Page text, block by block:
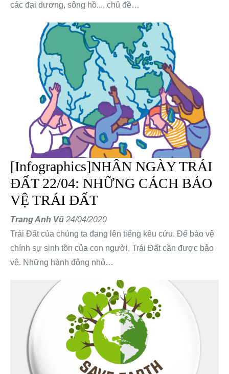
các đại dương, sông hồ..., chủ đề…
[Infographics]NHÂN NGÀY TRÁI
ĐẤT 22/04: NHỮNG CÁCH BẢO
VỆ TRÁI ĐẤT
Trang Anh Vũ 24/04/2020
Trái Đất của chúng ta đang lên tiếng kêu cứu. Để bảo vệ
chính sự sinh tồn của con người, Trái Đất cần được bảo
vệ. Những hành động nhỏ…